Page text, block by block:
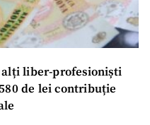
liber-profesioniști
de lei contribuție